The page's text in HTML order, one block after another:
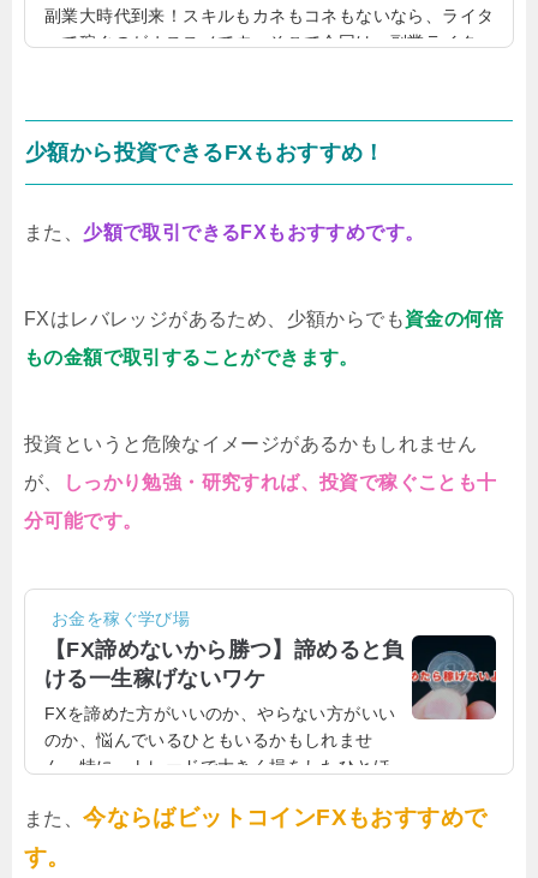
副業大時代到来！スキルもカネもコネもないなら、ライタ
ーで稼ぐのがオススメです。そこで今回は、副業ライター
たテーマに沿う記事を書いて、報酬を稼ぎます。決して難
しい仕事ではなく、普通の主婦でもライターでお金を稼い
月40万円稼げる！ライター業は、仕事をこなせばこなすほ
少額から投資できるFXもおすすめ！
また、 少額で取引できるFXもおすすめです。
FXはレバレッジがあるため、少額からでも資金の何倍
もの金額で取引することができます。
投資というと危険なイメージがあるかもしれません
が、
しっかり勉強・研究すれば、投資で稼ぐことも十
分可能です。
お金を稼ぐ学び場
【FX諦めないから勝つ】諦めると負
ける一生稼げないワケ
FXを諦めた方がいいのか、やらない方がいい
のか、悩んでいるひともいるかもしれませ
ん。特に、トレードで大きく損をしたひとほ
ている私もFXで100万円以上溶かした経験が
し、FXをすることを諦めてしまったら、それ
また、今ならばビットコインFXもおすすめで
す。